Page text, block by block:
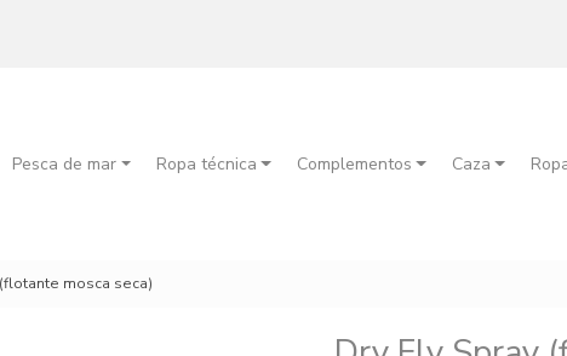
Pesca de mar Ropa técnica Complementos Caza
mosca seca)